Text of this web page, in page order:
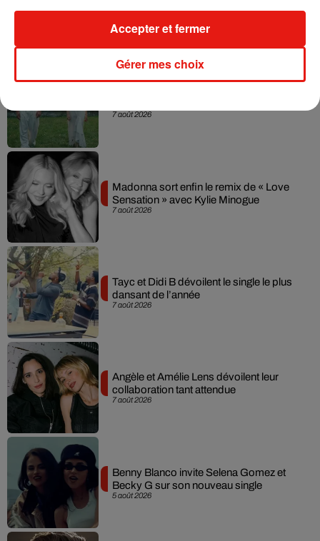
Musique
7 août 2026
7 août 2026
Madonna sort enfin le remix de « Love
Sensation » avec Kylie Minogue
7 août 2026
Tayc et Didi B dévoilent le single le plus
dansant de l’année
7 août 2026
Angèle et Amélie Lens dévoilent leur
collaboration tant attendue
5 août 2026
Benny Blanco invite Selena Gomez et
Becky G sur son nouveau single
Gérer mes choix
Accepter et fermer